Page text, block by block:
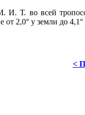
Т. во всей
от 2,0° у земли до
<